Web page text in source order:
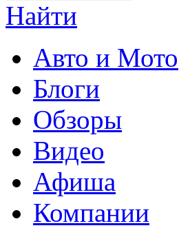
Найти
Авто и Мото
Блоги
Обзоры
Видео
Афиша
Компании